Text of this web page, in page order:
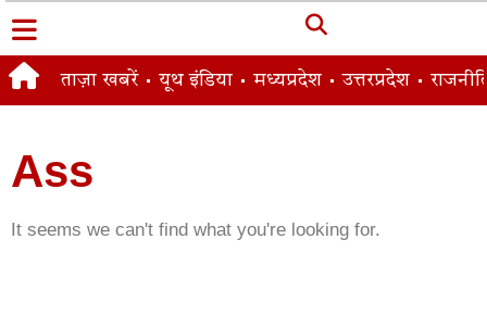
ताज़ा खबरें यूथ इंडिया मध्यप्रदेश उत्तरप्रदेश
Ass
It seems we can't find what you're looking for.